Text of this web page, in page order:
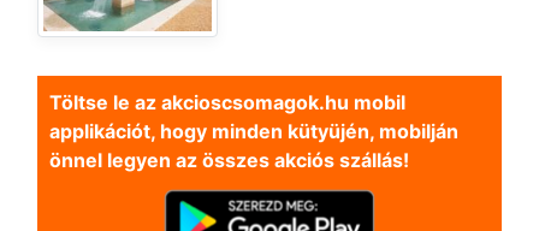
Töltse le az akcioscsomagok.hu mobil
applikációt, hogy minden kütyüjén, mobilján
önnel legyen az összes akciós szállás!